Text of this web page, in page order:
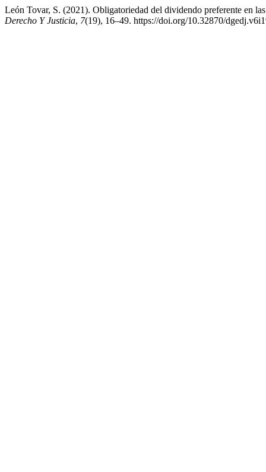
León Tovar, S. (2021). Obligatoriedad del dividendo preferente en
Derecho Y Justicia, 7(19), 16–49. https://doi.org/10.32870/